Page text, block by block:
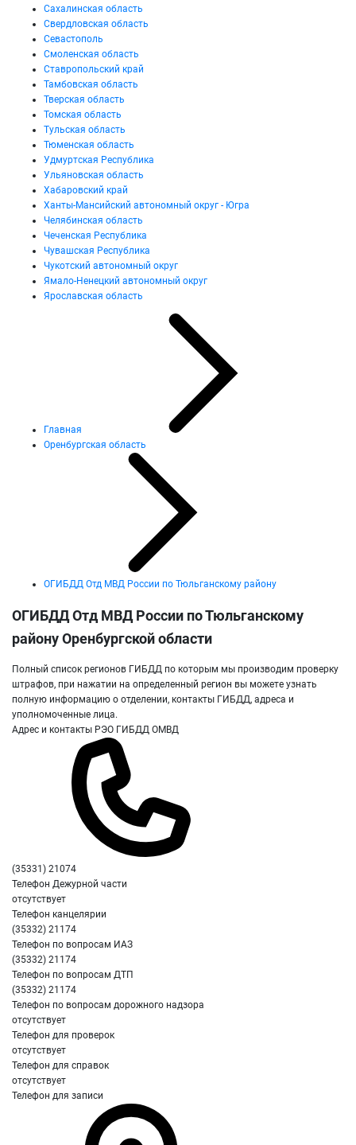
Сахалинская область
Свердловская область
Севастополь
Смоленская область
Ставропольский край
Тамбовская область
Тверская область
Томская область
Тульская область
Тюменская область
Удмуртская Республика
Ульяновская область
Хабаровский край
Ханты-Мансийский автономный округ - Югра
Челябинская область
Чеченская Республика
Чувашская Республика
Чукотский автономный округ
Ямало-Ненецкий автономный округ
Ярославская область
Главная
Оренбургская область
ОГИБДД Отд МВД России по Тюльганскому району
ОГИБДД Отд МВД России по Тюльганскому
району Оренбургской области
Полный список регионов ГИБДД по которым мы производим проверку
штрафов, при нажатии на определенный регион вы можете узнать
полную информацию о отделении, контакты ГИБДД, адреса и
уполномоченные лица.
Адрес и контакты РЭО ГИБДД ОМВД
(35331) 21074
Телефон Дежурной части
отсутствует
Телефон канцелярии
(35332) 21174
Телефон по вопросам ИАЗ
(35332) 21174
Телефон по вопросам ДТП
(35332) 21174
Телефон по вопросам дорожного надзора
отсутствует
Телефон для проверок
отсутствует
Телефон для справок
отсутствует
Телефон для записи